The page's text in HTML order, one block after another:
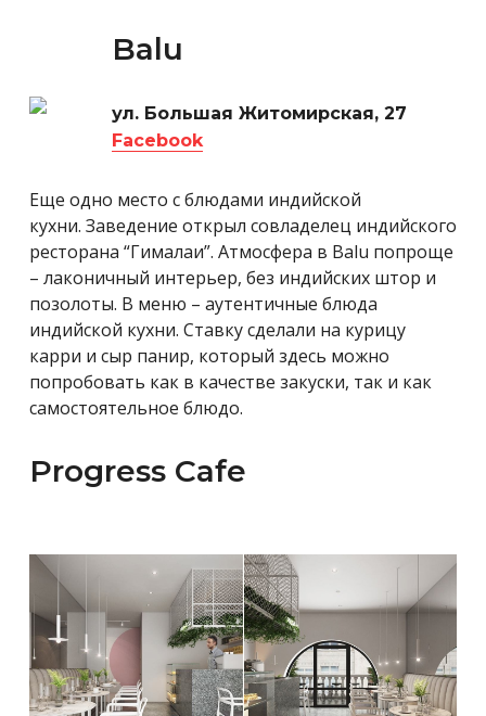
Balu
ул. Большая Житомирская, 27
Facebook
Еще одно место с блюдами индийской
кухни. Заведение открыл совладелец индийского
ресторана “Гималаи”. Атмосфера в Balu попроще
– лаконичный интерьер, без индийских штор и
позолоты. В меню – аутентичные блюда
индийской кухни. Ставку сделали на курицу
карри и сыр панир, который здесь можно
попробовать как в качестве закуски, так и как
самостоятельное блюдо.
Progress Cafe